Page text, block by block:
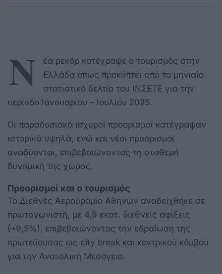
Ν
έα ρεκόρ κατέγραψε ο τουρισμός στην
Ελλάδα όπως προκύπτει από το μηνιαίο
στατιστικό δελτίο του ΙΝΣΕΤΕ για την
περίοδο Ιανουαρίου – Ιουλίου 2025.
Οι παραδοσιακά ισχυροί προορισμοί κατέγραψαν
ιστορικά υψηλά, ενώ και νέοι προορισμοί
αναδύονται, επιβεβαιώνοντας τη σταθερή
δυναμική της χώρας.
Προορισμοί και ο τουρισμός
Το Διεθνές Αεροδρόμιο Αθηνών αναδείχθηκε σε
πρωταγωνιστή, με 4,9 εκατ. διεθνείς αφίξεις
(+9,5%), επιβεβαιώνοντας την εδραίωση της
πρωτεύουσας ως city break και κεντρικού κόμβου
για την Ανατολική Μεσόγειο.